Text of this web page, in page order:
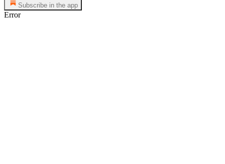
Subscribe in the app
Error